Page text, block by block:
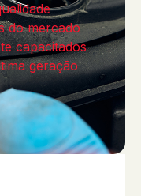
do mercado
capacitados
geração